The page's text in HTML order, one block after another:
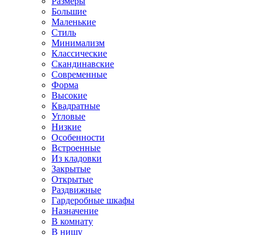
Большие
Маленькие
Стиль
Минимализм
Классические
Скандинавские
Современные
Форма
Высокие
Квадратные
Угловые
Низкие
Особенности
Встроенные
Из кладовки
Закрытые
Открытые
Раздвижные
Гардеробные шкафы
Назначение
В комнату
В нишу